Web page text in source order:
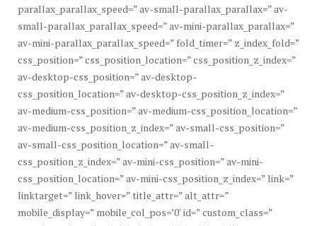
parallax_parallax_speed=” av-small-parallax_parallax=” av-
small-parallax_parallax_speed=” av-mini-parallax_parallax=”
av-mini-parallax_parallax_speed=” fold_timer=” z_index_fold=”
css_position=” css_position_location=” css_position_z_index=”
av-desktop-css_position=” av-desktop-
css_position_location=” av-desktop-css_position_z_index=”
av-medium-css_position=” av-medium-css_position_location=”
av-medium-css_position_z_index=” av-small-css_position=”
av-small-css_position_location=” av-small-
css_position_z_index=” av-mini-css_position=” av-mini-
css_position_location=” av-mini-css_position_z_index=” link=”
linktarget=” link_hover=” title_attr=” alt_attr=”
mobile_display=” mobile_col_pos=’0′ id=” custom_class=”